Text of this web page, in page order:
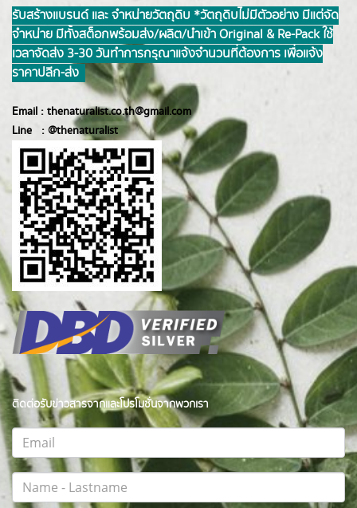
รับสร้างแบรนด์ และ จำหน่ายวัตถุดิบ *วัตถุดิบไม่มีตัวอย่าง มีแต่จัด
จำหน่าย มีทั้งสต็อกพร้อมส่ง/ผลิต/นำเข้า Original & Re-Pack ใช้
เวลาจัดส่ง 3-30 วันทำการ กรุณาแจ้งจำนวนที่ต้องการ เพื่อแจ้ง
ราคาปลีก-ส่ง
Email : thenaturalist.co.th@gmail.com
Line : @thenaturalist
ติดต่อรับข่าวสารจากและโปรโมชั่นจากพวกเรา